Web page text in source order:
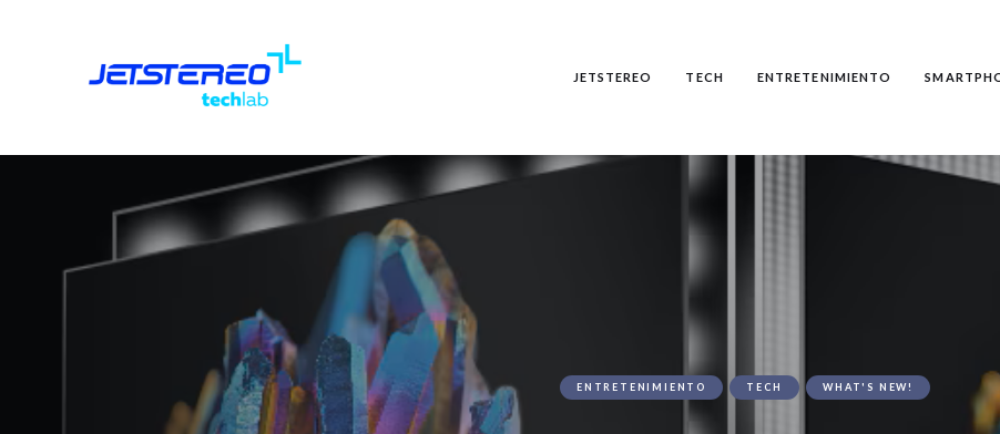
JETSTEREO TECH ENTRETENIMIENTO
ENTRETENIMIENTO TECH WHAT'S NEW!